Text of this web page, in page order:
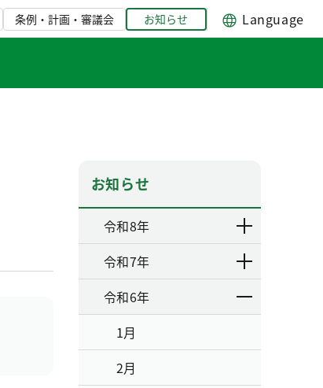
条例・計画・審議会 お知らせ Language
お知らせ
令和8年
令和7年
令和6年
1月
2月